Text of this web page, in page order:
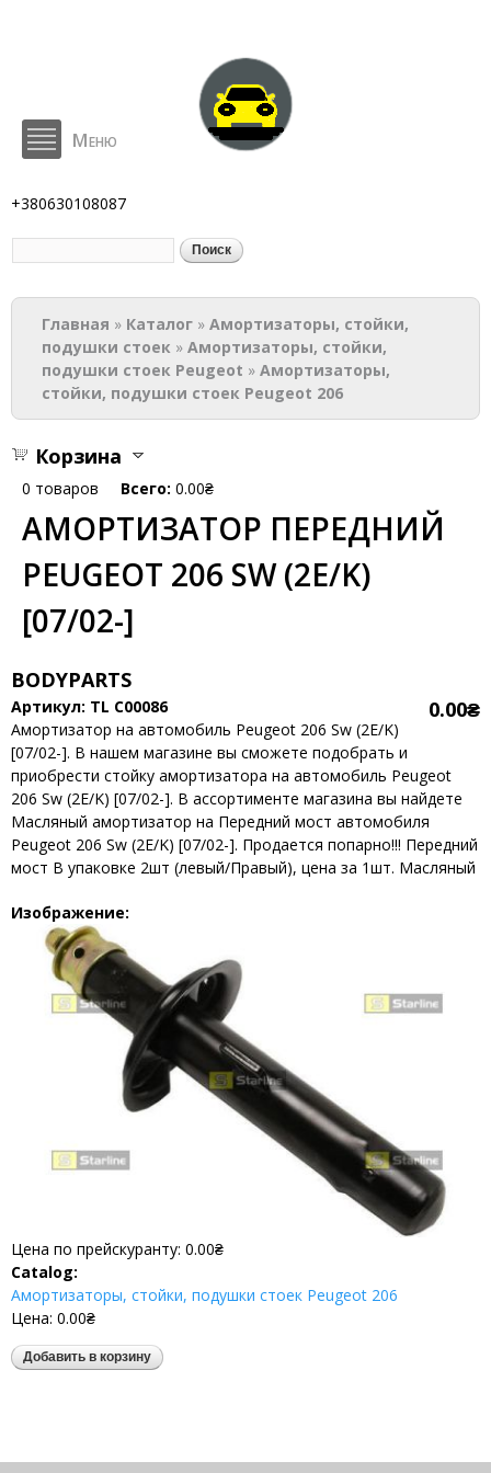
содержанию
BodyParts
Меню
+380630108087
Форма поиска
Вы здесь
Главная » Каталог » Амортизаторы, стойки,
подушки стоек » Амортизаторы, стойки,
подушки стоек Peugeot » Амортизаторы,
стойки, подушки стоек Peugeot 206
Корзина
0 товаров Всего: 0.00₴
АМОРТИЗАТОР ПЕРЕДНИЙ
PEUGEOT 206 SW (2E/K)
[07/02-]
BODYPARTS
0.00₴
Артикул: TL C00086
Амортизатор на автомобиль Peugeot 206 Sw (2E/K)
[07/02-]. В нашем магазине вы сможете подобрать и
приобрести стойку амортизатора на автомобиль Peugeot
206 Sw (2E/K) [07/02-]. В ассортименте магазина вы найдете
Масляный амортизатор на Передний мост автомобиля
Peugeot 206 Sw (2E/K) [07/02-]. Продается попарно!!! Передний
мост В упаковке 2шт (левый/Правый), цена за 1шт. Масляный
Изображение:
Цена по прейскуранту: 0.00₴
Catalog:
Амортизаторы, стойки, подушки стоек Peugeot 206
Цена: 0.00₴